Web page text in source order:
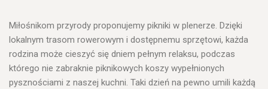
Miłośnikom przyrody proponujemy pikniki w plenerze. Dzięki
lokalnym trasom rowerowym i dostępnemu sprzętowi, każda
rodzina może cieszyć się dniem pełnym relaksu, podczas
którego nie zabraknie piknikowych koszy wypełnionych
pysznościami z naszej kuchni. Taki dzień na pewno umili każdą